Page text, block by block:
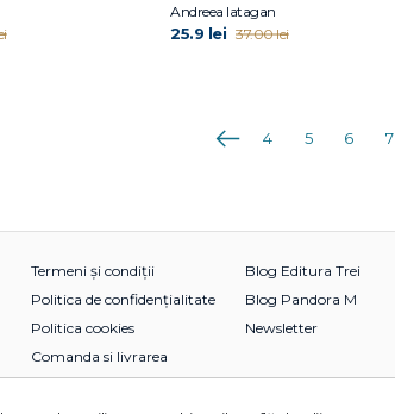
Andreea Iatagan
25.9 lei 37.00 lei
Anterioara
4 5 6 7
Termeni și condiții
Politica de confidențialitate
Politica cookies
Comanda si livrarea
Blog Editura Trei
Blog Pandora M
Newsletter